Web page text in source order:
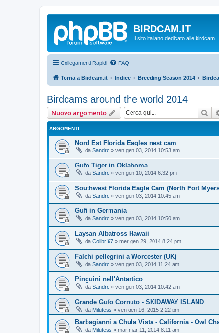
BIRDCAM.IT
Il sito italiano dedicato alle birdcam
Collegamenti Rapidi FAQ
Torna a Birdcam.it Indice Breeding Season 2014
Birdcams around the world 2014
Nuovo argomento
ARGOMENTI
Nord Est Florida Eagles nest cam
da Sandro » ven gen 03, 2014 10:53 am
Gufo Tiger in Oklahoma
da Sandro » ven gen 10, 2014 6:32 pm
Southwest Florida Eagle Cam (North Fort
da Sandro » ven gen 03, 2014 10:45 am
Gufi in Germania
da Sandro » ven gen 03, 2014 10:50 am
Laysan Albatross Hawaii
da Colibrì67 » mer gen 29, 2014 8:24 pm
Falchi pellegrini a Worcester (UK)
da Sandro » ven gen 03, 2014 11:24 am
Pinguini nell'Antartico
da Sandro » ven gen 03, 2014 10:42 am
Grande Gufo Cornuto - SKIDAWAY ISLAND
da Milutess » ven gen 16, 2015 2:22 pm
Barbagianni a Chula Vista - California - Owl
da Milutess » mar mar 11, 2014 8:11 am